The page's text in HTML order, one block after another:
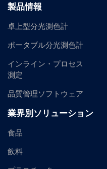
製品情報
卓上型分光測色計
ポータブル分光測色計
インライン・プロセス
測定
品質管理ソフトウェア
業界別ソリューション
食品
飲料